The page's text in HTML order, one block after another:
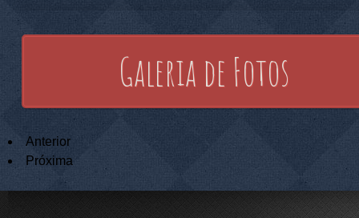
Galeria de Fotos
Anterior
Próxima